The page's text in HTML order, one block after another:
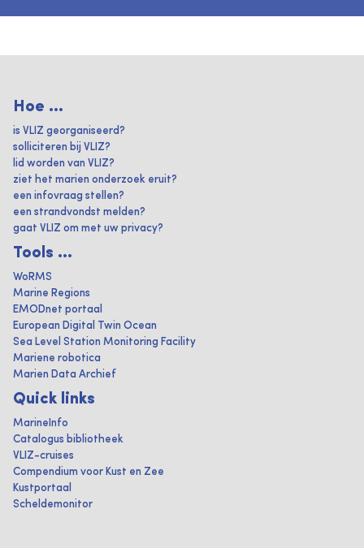
Hoe ...
is VLIZ georganiseerd?
solliciteren bij VLIZ?
lid worden van VLIZ?
ziet het marien onderzoek eruit?
een infovraag stellen?
een strandvondst melden?
gaat VLIZ om met uw privacy?
Tools ...
WoRMS
Marine Regions
EMODnet portaal
European Digital Twin Ocean
Sea Level Station Monitoring Facility
Mariene robotica
Marien Data Archief
Quick links
MarineInfo
Catalogus bibliotheek
VLIZ-cruises
Compendium voor Kust en Zee
Kustportaal
Scheldemonitor